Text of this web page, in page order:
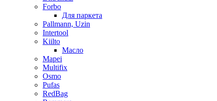
Forbo
Для паркета
Pallmann, Uzin
Intertool
Kiilto
Масло
Mapei
Multifix
Osmo
Pufas
RedBag